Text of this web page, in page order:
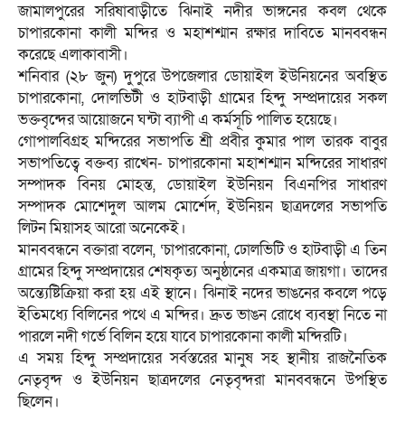
জামালপুরের সরিষাবাড়ীতে ঝিনাই নদীর ভাঙ্গনের কবল থেকে
চাপারকোনা কালী মন্দির ও মহাশশ্মান রক্ষার দাবিতে মানববন্ধন
করেছে এলাকাবাসী।
শনিবার (২৮ জুন) দুপুরে উপজেলার ডোয়াইল ইউনিয়নের অবস্থিত
চাপারকোনা, দোলভিটী ও হাটবাড়ী গ্রামের হিন্দু সম্প্রদায়ের সকল
ভক্তবৃন্দের আয়োজনে ঘন্টা ব্যাপী এ কর্মসূচি পালিত হয়েছে।
গোপালবিগ্রহ মন্দিরের সভাপতি শ্রী প্রবীর কুমার পাল তারক বাবুর
সভাপতিত্বে বক্তব্য রাখেন- চাপারকোনা মহাশশ্মান মন্দিরের সাধারণ
সম্পাদক বিনয় মোহন্ত, ডোয়াইল ইউনিয়ন বিএনপির সাধারণ
সম্পাদক মোশেদুল আলম মোর্শেদ, ইউনিয়ন ছাত্রদলের সভাপতি
লিটন মিয়াসহ আরো অনেকেই।
মানববন্ধনে বক্তারা বলেন, ‘চাপারকোনা, ঢোলভিটি ও হাটবাড়ী এ তিন
গ্রামের হিন্দু সম্প্রদায়ের শেষকৃত্য অনুষ্ঠানের একমাত্র জায়গা। তাদের
অন্ত্যেষ্টিক্রিয়া করা হয় এই স্থানে। ঝিনাই নদের ভাঙনের কবলে পড়ে
ইতিমধ্যে বিলিনের পথে এ মন্দির। দ্রুত ভাঙন রোধে ব্যবস্থা নিতে না
পারলে নদী গর্ভে বিলিন হয়ে যাবে চাপারকোনা কালী মন্দিরটি।
এ সময় হিন্দু সম্প্রদায়ের সর্বস্তরের মানুষ সহ স্থানীয় রাজনৈতিক
নেতৃবৃন্দ ও ইউনিয়ন ছাত্রদলের নেতৃবৃন্দরা মানববন্ধনে উপস্থিত
ছিলেন।